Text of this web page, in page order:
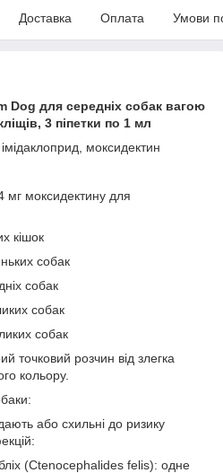
Доставка Оплата Умови
Dog для середніх собак вагою
3 піпетки по 1 мл
моксидектин
мг моксидектину для
кішок
собак
собак
собак
собак
точковий розчин від злегка
кольору.
або схильні до ризику
(Ctenocephalides felis): одне